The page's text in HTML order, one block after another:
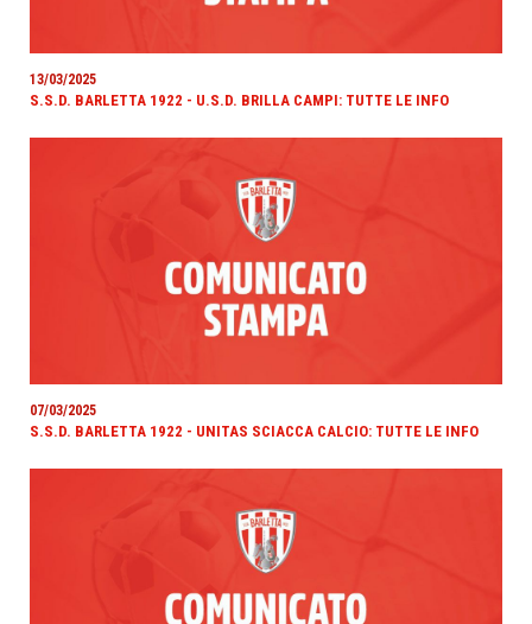
13/03/2025
S.S.D. BARLETTA 1922 - U.S.D. BRILLA CAMPI: TUTTE LE INFO
07/03/2025
S.S.D. BARLETTA 1922 - UNITAS SCIACCA CALCIO: TUTTE LE INFO